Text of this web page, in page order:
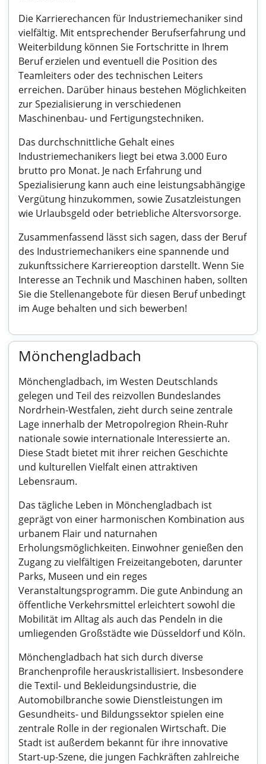
Die Karrierechancen für Industriemechaniker sind
vielfältig. Mit entsprechender Berufserfahrung und
Weiterbildung können Sie Fortschritte in Ihrem
Beruf erzielen und eventuell die Position des
Teamleiters oder des technischen Leiters
erreichen. Darüber hinaus bestehen Möglichkeiten
zur Spezialisierung in verschiedenen
Maschinenbau- und Fertigungstechniken.
Das durchschnittliche Gehalt eines
Industriemechanikers liegt bei etwa 3.000 Euro
brutto pro Monat. Je nach Erfahrung und
Spezialisierung kann auch eine leistungsabhängige
Vergütung hinzukommen, sowie Zusatzleistungen
wie Urlaubsgeld oder betriebliche Altersvorsorge.
Zusammenfassend lässt sich sagen, dass der Beruf
des Industriemechanikers eine spannende und
zukunftssichere Karriereoption darstellt. Wenn Sie
Interesse an Technik und Maschinen haben, sollten
Sie die Stellenangebote für diesen Beruf unbedingt
im Auge behalten und sich bewerben!
Mönchengladbach
Mönchengladbach, im Westen Deutschlands
gelegen und Teil des reizvollen Bundeslandes
Nordrhein-Westfalen, zieht durch seine zentrale
Lage innerhalb der Metropolregion Rhein-Ruhr
nationale sowie internationale Interessierte an.
Diese Stadt bietet mit ihrer reichen Geschichte
und kulturellen Vielfalt einen attraktiven
Lebensraum.
Das tägliche Leben in Mönchengladbach ist
geprägt von einer harmonischen Kombination aus
urbanem Flair und naturnahen
Erholungsmöglichkeiten. Einwohner genießen den
Zugang zu vielfältigen Freizeitangeboten, darunter
Parks, Museen und ein reges
Veranstaltungsprogramm. Die gute Anbindung an
öffentliche Verkehrsmittel erleichtert sowohl die
Mobilität im Alltag als auch das Pendeln in die
umliegenden Großstädte wie Düsseldorf und Köln.
Mönchengladbach hat sich durch diverse
Branchenprofile herauskristallisiert. Insbesondere
die Textil- und Bekleidungsindustrie, die
Automobilbranche sowie Dienstleistungen im
Gesundheits- und Bildungssektor spielen eine
zentrale Rolle in der regionalen Wirtschaft. Die
Stadt ist außerdem bekannt für ihre innovative
Start-up-Szene, die jungen Fachkräften zahlreiche